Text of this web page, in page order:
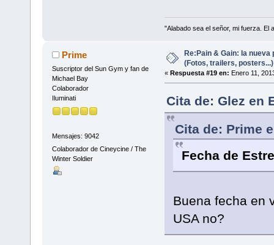
"Alabado sea el señor, mi fuerza. El
Prime
Suscriptor del Sun Gym y fan de
Michael Bay
Colaborador
Iluminati
Mensajes: 9042
Colaborador de Cineycine / The
Winter Soldier
Re:Pain & Gain: la nueva
(Fotos, trailers, posters...)
« Respuesta #19 en: Enero 11,
Cita de: Glez en
Cita de: Prime
Fecha de
Buena fecha en
USA no?